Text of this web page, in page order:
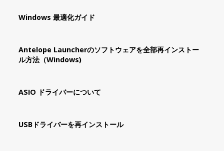
Windows 最適化ガイド
Antelope Launcherのソフトウェアを全部再インストー
ル方法（Windows)
ASIO ドライバーについて
USBドライバーを再インストール